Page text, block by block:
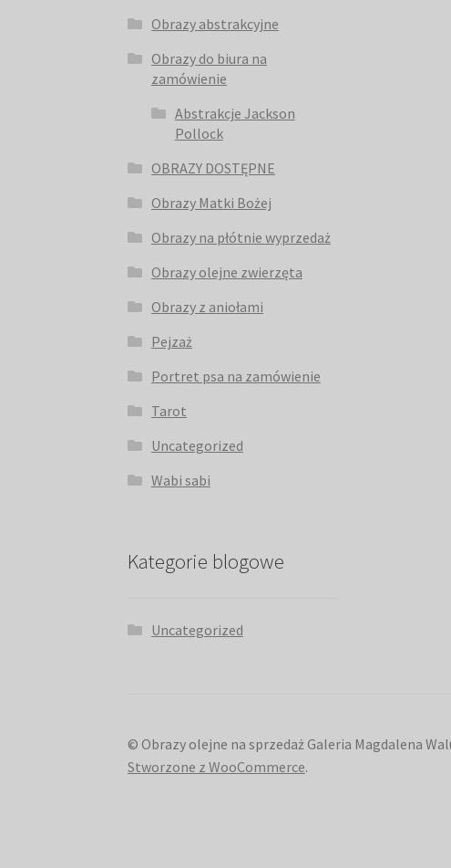
Obrazy abstrakcyjne
Obrazy do biura na
zamówienie
Abstrakcje Jackson
Pollock
OBRAZY DOSTĘPNE
Obrazy Matki Bożej
Obrazy na płótnie wyprzedaż
Obrazy olejne zwierzęta
Obrazy z aniołami
Pejzaż
Portret psa na zamówienie
Tarot
Uncategorized
Wabi sabi
Kategorie blogowe
Uncategorized
© Obrazy olejne na sprzedaż Galeria Magdalena
Stworzone z WooCommerce.